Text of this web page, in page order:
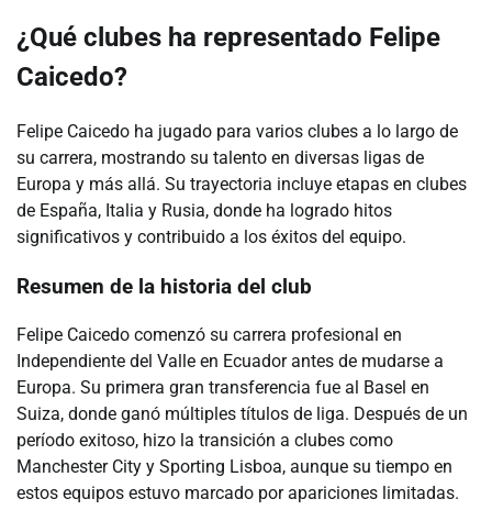
¿Qué clubes ha representado Felipe
Caicedo?
Felipe Caicedo ha jugado para varios clubes a lo largo de
su carrera, mostrando su talento en diversas ligas de
Europa y más allá. Su trayectoria incluye etapas en clubes
de España, Italia y Rusia, donde ha logrado hitos
significativos y contribuido a los éxitos del equipo.
Resumen de la historia del club
Felipe Caicedo comenzó su carrera profesional en
Independiente del Valle en Ecuador antes de mudarse a
Europa. Su primera gran transferencia fue al Basel en
Suiza, donde ganó múltiples títulos de liga. Después de un
período exitoso, hizo la transición a clubes como
Manchester City y Sporting Lisboa, aunque su tiempo en
estos equipos estuvo marcado por apariciones limitadas.